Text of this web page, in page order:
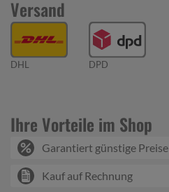
Versand
DHL DPD
Ihre Vorteile im Shop
Garantiert günstige Preise
Kauf auf Rechnung